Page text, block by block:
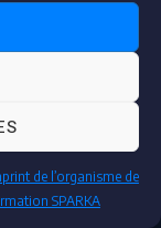
de l’organisme de
SPARKA
en toute transparence."